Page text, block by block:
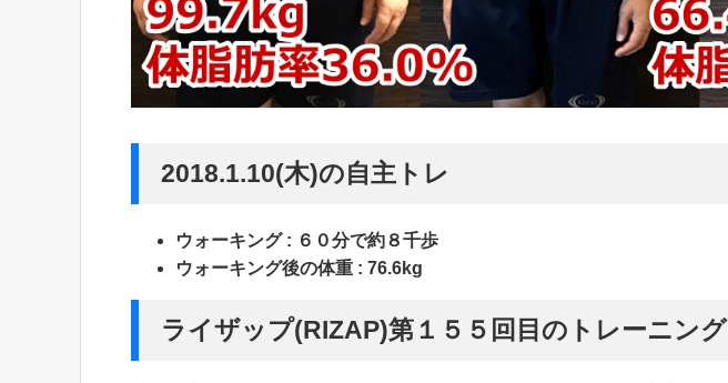
2018.1.10(木)の自主トレ
ウォーキング : ６０分で約８千歩
ウォーキング後の体重 : 76.6kg
ライザップ(RIZAP)第１５５回目のトレーニング